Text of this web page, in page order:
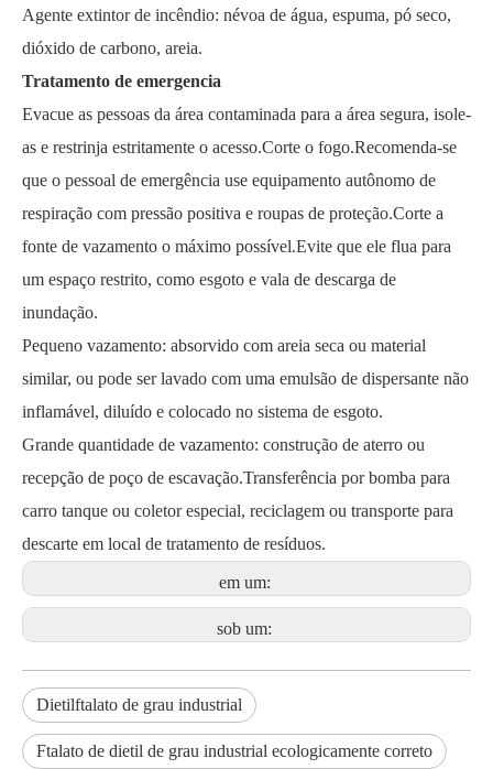
Agente extintor de incêndio: névoa de água, espuma, pó seco,
dióxido de carbono, areia.
Tratamento de emergencia
Evacue as pessoas da área contaminada para a área segura, isole-
as e restrinja estritamente o acesso.Corte o fogo.Recomenda-se
que o pessoal de emergência use equipamento autônomo de
respiração com pressão positiva e roupas de proteção.Corte a
fonte de vazamento o máximo possível.Evite que ele flua para
um espaço restrito, como esgoto e vala de descarga de
inundação.
Pequeno vazamento: absorvido com areia seca ou material
similar, ou pode ser lavado com uma emulsão de dispersante não
inflamável, diluído e colocado no sistema de esgoto.
Grande quantidade de vazamento: construção de aterro ou
recepção de poço de escavação.Transferência por bomba para
carro tanque ou coletor especial, reciclagem ou transporte para
descarte em local de tratamento de resíduos.
em um:
sob um:
Dietilftalato de grau industrial
Ftalato de dietil de grau industrial ecologicamente correto